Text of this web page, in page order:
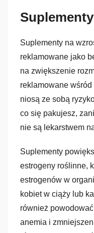
Suplementy
Suplementy na
reklamowane jako
na zwiększenie
reklamowane
niosą ze sobą
co się pakujesz,
nie są lekarstwem
Suplementy
estrogeny roślinne,
estrogenów w
kobiet w ciąży lub
również
anemia i